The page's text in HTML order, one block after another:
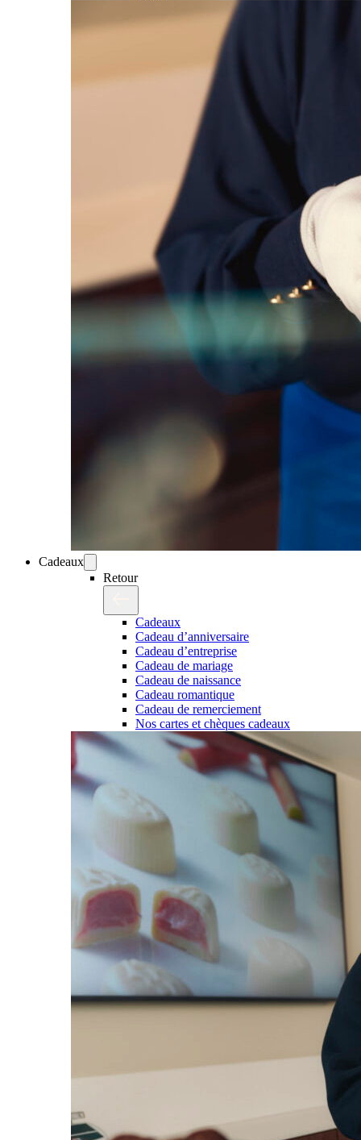
Cadeaux
Retour
Cadeaux
Cadeau d’anniversaire
Cadeau d’entreprise
Cadeau de mariage
Cadeau de naissance
Cadeau romantique
Cadeau de remerciement
Nos cartes et chèques cadeaux